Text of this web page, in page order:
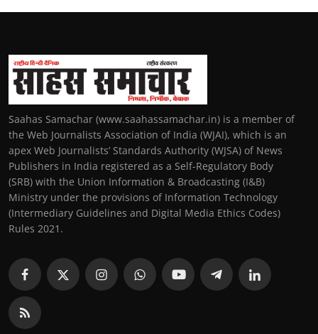
Saahas Samachar (www.saahassamachar.in) is a member of
the Web Journalists Association of India (WJAI), which is an
apex Web Journalists’ Standards Authority (WJSA) of News
Publishers in India registered as a Self-Regulatory Body
(SRB) with the Union Information & Broadcasting (I&B)
Ministry under the provisions of Information Technology
(Intermediary Guidelines and Digital Media Ethics Codes)
Rules 2021.